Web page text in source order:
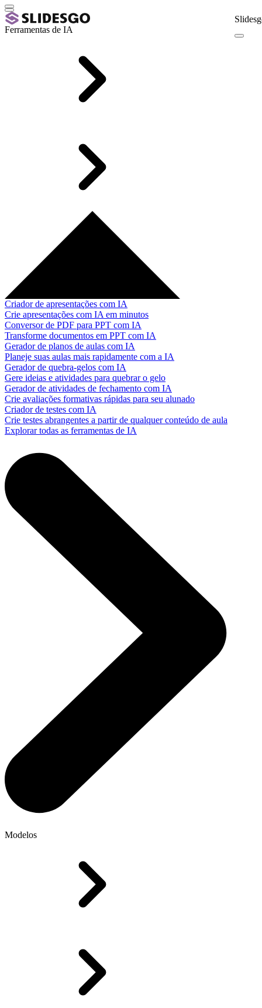
Ferramentas de IA
Criador de apresentações com IA
Crie apresentações com IA em minutos
Conversor de PDF para PPT com IA
Transforme documentos em PPT com IA
Gerador de planos de aulas com IA
Planeje suas aulas mais rapidamente com a IA
Gerador de quebra-gelos com IA
Gere ideias e atividades para quebrar o gelo
Gerador de atividades de fechamento com IA
Crie avaliações formativas rápidas para seu alunado
Criador de testes com IA
Crie testes abrangentes a partir de qualquer conteúdo de aula
Explorar todas as ferramentas de IA
Modelos